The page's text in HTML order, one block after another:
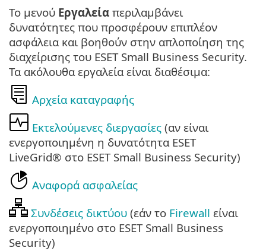
Το μενού Εργαλεία περιλαμβάνει
δυνατότητες που προσφέρουν επιπλέον
ασφάλεια και βοηθούν στην απλοποίηση της
διαχείρισης του ESET Small Business Security.
Τα ακόλουθα εργαλεία είναι διαθέσιμα:
Αρχεία καταγραφής
Εκτελούμενες διεργασίες (αν είναι
ενεργοποιημένη η δυνατότητα ESET
LiveGrid® στο ESET Small Business Security)
Αναφορά ασφαλείας
Συνδέσεις δικτύου (εάν το Firewall είναι
ενεργοποιημένο στο ESET Small Business
Security)